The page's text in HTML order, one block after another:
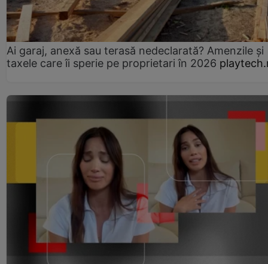
Ai garaj, anexă sau terasă nedeclarată? Amenzile și
taxele care îi sperie pe proprietari în 2026